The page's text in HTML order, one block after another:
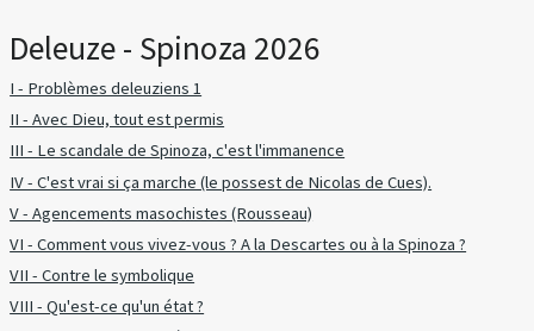
Deleuze - Spinoza 2026
I - Problèmes deleuziens 1
II - Avec Dieu, tout est permis
III - Le scandale de Spinoza, c'est l'immanence
IV - C'est vrai si ça marche (le possest de Nicolas de Cues).
V - Agencements masochistes (Rousseau)
VI - Comment vous vivez-vous ? A la Descartes ou à la Spinoza ?
VII - Contre le symbolique
VIII - Qu'est-ce qu'un état ?